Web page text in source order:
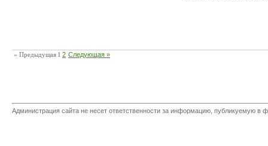
« Предыдущая 1 2 Следующая »
Администрация сайта не несет ответственности за информацию, публикуемую